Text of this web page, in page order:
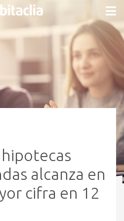
alcanza en
cifra en 12